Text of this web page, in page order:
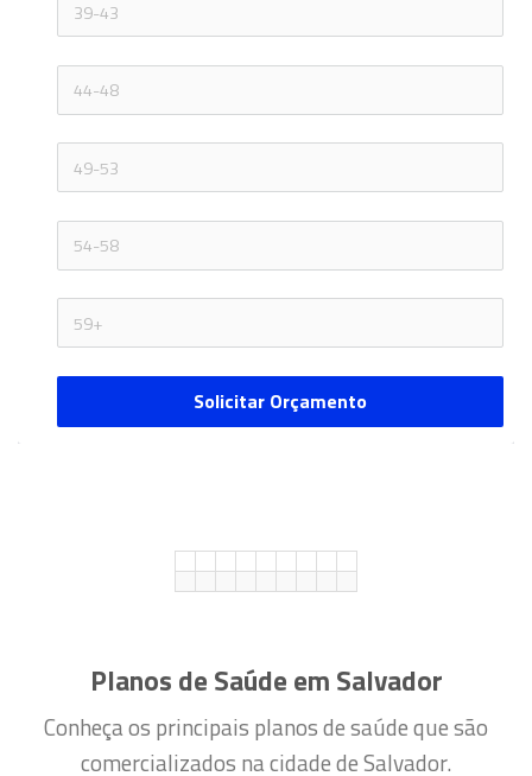
Solicitar Orçamento
Planos de Saúde em Salvador
Conheça os principais planos de saúde que são
comercializados na cidade de Salvador.